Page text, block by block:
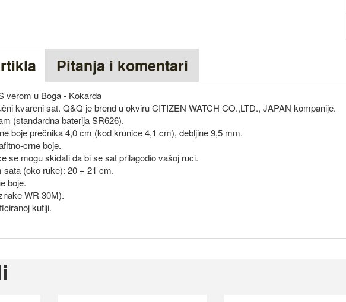
Pitanja i komentari
verom u Boga - Kokarda
kvarcni sat. Q&Q je brend u okviru CITIZEN WATCH CO.,LTD., JAPAN kompanije.
(standardna baterija SR626).
boje prečnika 4,0 cm (kod krunice 4,1 cm), debljine 9,5 mm.
crne boje.
se mogu skidati da bi se sat prilagodio vašoj ruci.
(oko ruke): 20 ÷ 21 cm.
boje.
WR 30M).
kutiji.